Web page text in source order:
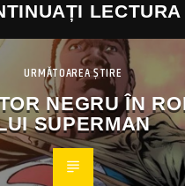
LECTURA
URMĂTOAREA ȘTIRE
NEGRU ÎN
SUPERMAN